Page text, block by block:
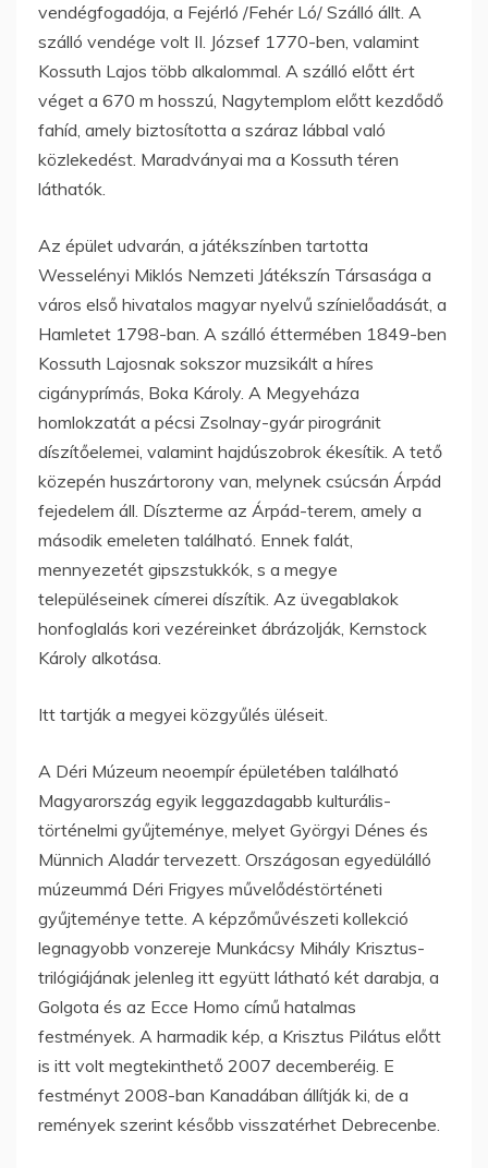
vendégfogadója, a Fejérló /Fehér Ló/ Szálló állt. A
szálló vendége volt II. József 1770-ben, valamint
Kossuth Lajos több alkalommal. A szálló előtt ért
véget a 670 m hosszú, Nagytemplom előtt kezdődő
fahíd, amely biztosította a száraz lábbal való
közlekedést. Maradványai ma a Kossuth téren
láthatók.
Az épület udvarán, a játékszínben tartotta
Wesselényi Miklós Nemzeti Játékszín Társasága a
város első hivatalos magyar nyelvű színielőadását, a
Hamletet 1798-ban. A szálló éttermében 1849-ben
Kossuth Lajosnak sokszor muzsikált a híres
cigányprímás, Boka Károly. A Megyeháza
homlokzatát a pécsi Zsolnay-gyár pirogránit
díszítőelemei, valamint hajdúszobrok ékesítik. A tető
közepén huszártorony van, melynek csúcsán Árpád
fejedelem áll. Díszterme az Árpád-terem, amely a
második emeleten található. Ennek falát,
mennyezetét gipszstukkók, s a megye
településeinek címerei díszítik. Az üvegablakok
honfoglalás kori vezéreinket ábrázolják, Kernstock
Károly alkotása.
Itt tartják a megyei közgyűlés üléseit.
A Déri Múzeum neoempír épületében található
Magyarország egyik leggazdagabb kulturális-
történelmi gyűjteménye, melyet Györgyi Dénes és
Münnich Aladár tervezett. Országosan egyedülálló
múzeummá Déri Frigyes művelődéstörténeti
gyűjteménye tette. A képzőművészeti kollekció
legnagyobb vonzereje Munkácsy Mihály Krisztus-
trilógiájának jelenleg itt együtt látható két darabja, a
Golgota és az Ecce Homo című hatalmas
festmények. A harmadik kép, a Krisztus Pilátus előtt
is itt volt megtekinthető 2007 decemberéig. E
festményt 2008-ban Kanadában állítják ki, de a
remények szerint később visszatérhet Debrecenbe.